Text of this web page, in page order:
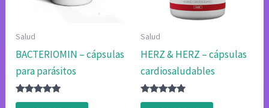
Salud
BACTERIOMIN – cápsulas
para parásitos
Valorado
Salud
HERZ & HERZ – cápsulas
cardiosaludables
Valorado